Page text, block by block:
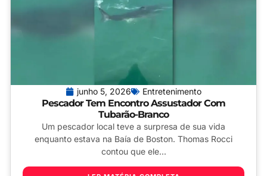
junho 5, 2026 Entretenimento
Pescador Tem Encontro Assustador Com
Tubarão-Branco
Um pescador local teve a surpresa de sua vida
enquanto estava na Baía de Boston. Thomas Rocci
contou que ele...